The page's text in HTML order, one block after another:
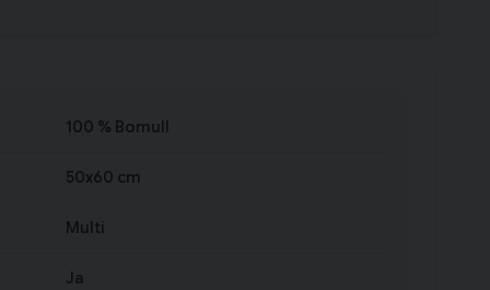
100 % Bomull
50x60 cm
Multi
Ja